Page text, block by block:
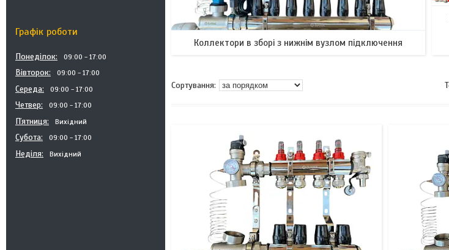
Графік роботи
Понеділок 09:00 17:00
Вівторок 09:00 17:00
Середа 09:00 17:00
Четвер 09:00 17:00
Пʼятниця Вихідний
Субота 09:00 17:00
Неділя Вихідний
Коллектори в зборі з нижнім вузлом підключення